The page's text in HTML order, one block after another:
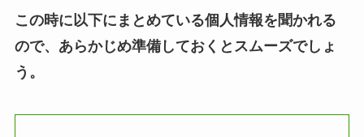
この時に以下にまとめている個人情報を聞かれる
ので、あらかじめ準備しておくとスムーズでしょ
う。